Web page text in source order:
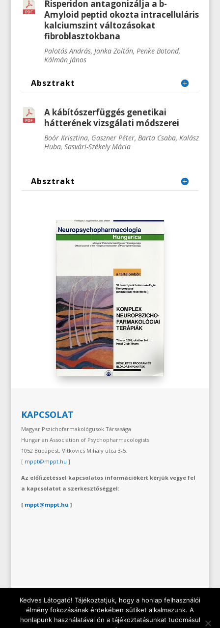
Risperidon antagonizálja a b-
Amyloid peptid okozta intracelluláris
kalciumszint változásokat
fibroblasztokbana
Palotás András, Janka Zoltán, Penke Botond,
Kálmán János
Absztrakt
A kábítószerfüggés genetikai
hátterének vizsgálati módszerei
Boór Krisztina, Gaszner Péter, Barta Csaba, Kalász
Huba, Sasvári-Székely Mária
Absztrakt
KAPCSOLAT
Magyar Pszichofarmakológusok Társasága
Hungarian Association of Psychopharmacologists
1052 Budapest, Vitkovics Mihály utca 3-5.
[ mppt@mppt.hu ]
Az előfizetéssel kapcsolatos információkért kérjük vegye fel
a kapcsolatot a szerkesztőséggel:
[ mppt@mppt.hu ]
Copyright © 2019 Hungarian Association of
Kedves Látogató! Tájékoztatjuk, hogy a honlap felhasználói
élmény fokozásának érdekében sütiket alkalmazunk. A
honlapunk használatával ön a tájékoztatásunkat tudomásul